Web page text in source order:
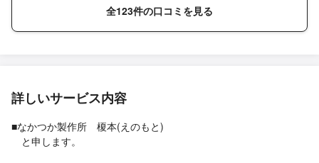
全123件の口コミを見る
詳しいサービス内容
■なかつか製作所 榎本(えのもと)
と申します。